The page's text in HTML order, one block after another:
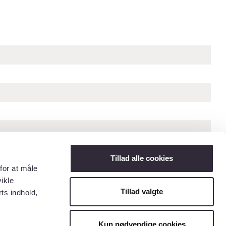
at måle
indhold,
Tillad alle cookies
Tillad valgte
Kun nødvendige cookies
« Forrige billede Næste billede »